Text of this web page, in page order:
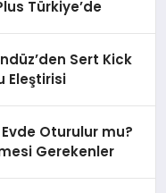
Türkiye’de
Sert Kick
Eleştirisi
Oturulur mu?
Gerekenler